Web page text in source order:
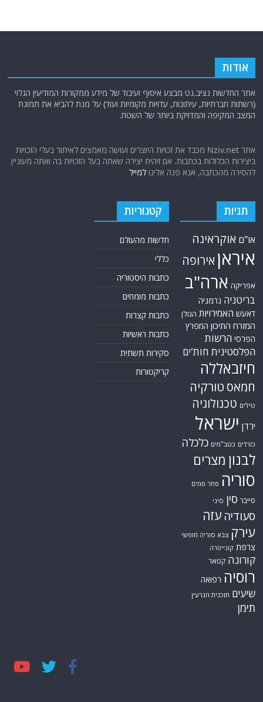
אודות
אתר החדשות נציב.נט מבצע איסוף ועיבוד של מידע ממקורות המודיעין הגלוי
(רשתות חברתיות, עיתונות, עדויות מקומיות ועוד) על מנת להביא את תמונת
המצב המקיפה והמדויקת ביותר של השטח.
אתר Nziv.net מכבד את זכויות היוצרים ועושה מאמצים לאיתור בעלי הזכויות
ביצירות הכלולות בכתבות. אם זיהית יצירה שאתה בעל הזכויות בה ואתה מעוניין
להסירה מהכתבה, אנא פנה אלינולמייל
תגיות
או"ם אוקראינה
איראן אירופה
אפריקה ארה"ב
בריטניה גרמניה
דאעש האמירויות הגולן
המזרח התיכון המפרץ
הפרסי הרשות
הפלסטינית חות'ים
חיזבאללה
חמאס טורקיה
טילים טכנולוגיה
ירדן ישראל
כורדים כטב"מים כלכלה
לבנון מצרים
סוריה סחר סמים
סייבר סין סיני
סעודיה עזה
עירק צבא סוריה חופשי
צרפת קונייטרה
קורונה קטאר
רוסיה רפואה
שיעים תוכנית הגרעין
תימן
קטגוריות
חדשות מהעולם
כללי
כתבות היסטוריה
כתבות מומחים
כתבות קצרות
כתבות ראשיות
סקירות תשתית
קריקטורות